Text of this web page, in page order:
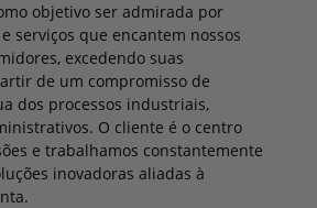
objetivo ser admirada por
serviços que encantem nossos
excedendo suas
de um compromisso de
dos processos industriais,
O cliente é o centro
e trabalhamos constantemente
inovadoras aliadas à
link foi clicado e qual termo de pesquisa foi
do Google Analytics
do Doubleclick
do Doubleclick
/Sessão
o navegador do usuário oferece suporte a
do Doubleclick
/Sessão
visitantes que provavelmente se
com base no comportamento online do
do Google Ads